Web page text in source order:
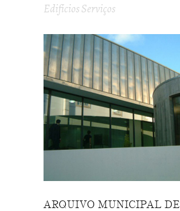
Edifícios Serviços
ARQUIVO MUNICIPAL DE